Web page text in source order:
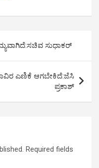
ar
ಸುಧಾಕರ್
ಎಣಿಕೆ ಆಗಬೇಕಿದೆ:ಜೆಸಿ
ಪ್ರಕಾಶ್
Required fields